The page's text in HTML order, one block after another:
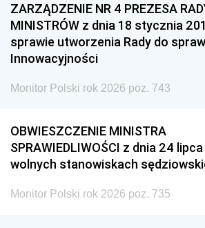
ZARZĄDZENIE NR 4 PREZESA
MINISTRÓW z dnia 18 stycznia
sprawie utworzenia Rady do spraw
Innowacyjności
Monitor Polski rok 2026 poz. 743
OBWIESZCZENIE MINISTRA
SPRAWIEDLIWOŚCI z dnia 24
wolnych stanowiskach
Monitor Polski rok 2026 poz. 735